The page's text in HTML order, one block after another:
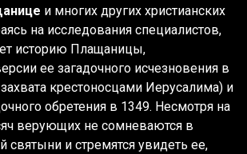
и многих других христианских
на исследования специалистов,
историю Плащаницы,
ее загадочного исчезновения в
крестоносцами Иерусалима) и
обретения в 1349. Несмотря на
верующих не сомневаются в
святыни и стремятся увидеть ее,